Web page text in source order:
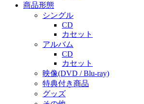
商品形態
シングル
CD
カセット
アルバム
CD
カセット
映像(DVD / Blu-ray)
特典付き商品
グッズ